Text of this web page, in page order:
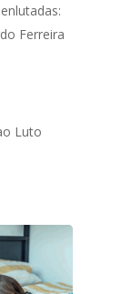
Ferreira
Luto